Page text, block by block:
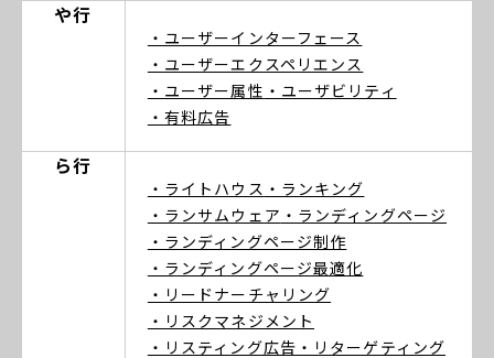
や行
・ユーザーインターフェース
・ユーザーエクスペリエンス
・ユーザー属性 ・ユーザビリティ
・有料広告
ら行
・ライトハウス ・ランキング
・ランサムウェア ・ランディングページ
・ランディングページ制作
・ランディングページ最適化
・リードナーチャリング
・リスクマネジメント
・リスティング広告 ・リターゲティング